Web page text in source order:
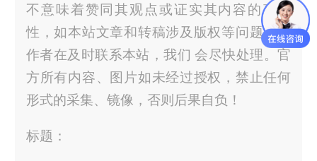
不意味着赞同其观点或证实其内容的真实
性，如本站文章和转稿涉及版权等问题，请
作者在及时联系本站，我们 会尽快处理。官
方所有内容、图片如未经过授权，禁止任何
形式的采集、镜像，否则后果自负！
标题：